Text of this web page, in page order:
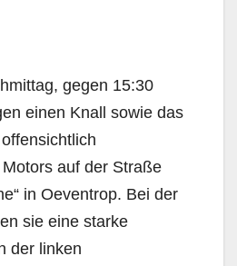
gegen 15:30
einen Knall sowie das
auf der Straße
in Oeventrop. Bei der
sie eine starke
der linken